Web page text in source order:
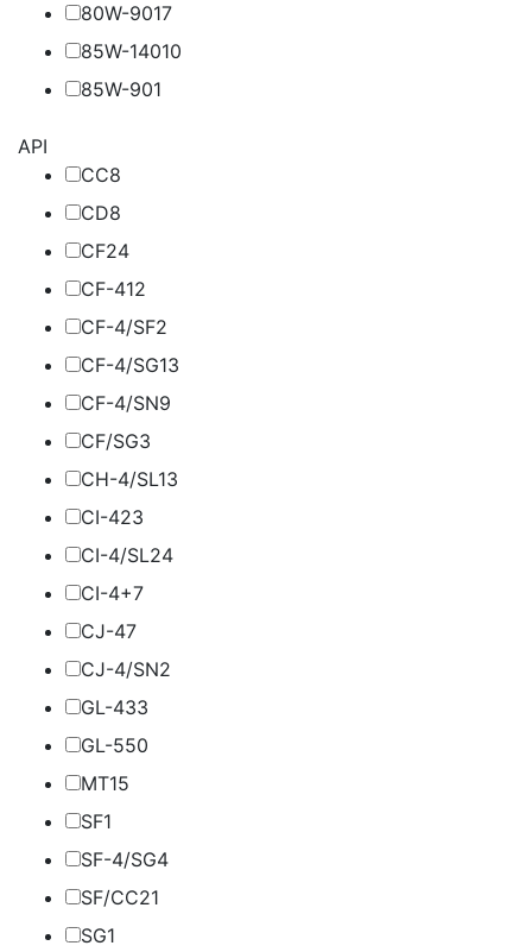
80W-9017
85W-14010
85W-901
API
CC8
CD8
CF24
CF-412
CF-4/SF2
CF-4/SG13
CF-4/SN9
CF/SG3
CH-4/SL13
CI-423
CI-4/SL24
CI-4+7
CJ-47
CJ-4/SN2
GL-433
GL-550
MT15
SF1
SF-4/SG4
SF/CC21
SG1